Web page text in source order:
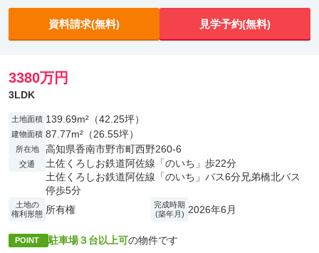
資料請求(無料) 見学予約(無料)
3380万円
3LDK
土地面積 139.69m²（42.25坪）
建物面積 87.77m²（26.55坪）
所在地 高知県香南市野市町西野260-6
交通
土佐くろしお鉄道阿佐線「のいち」歩22分
土佐くろしお鉄道阿佐線「のいち」バス6分兄弟橋北バス
停歩5分
土地の
権利形態 所有権
完成時期
(築年月) 2026年6月
POINT 駐車場３台以上可の物件です